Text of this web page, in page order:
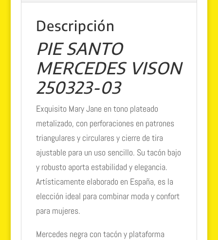
Descripción
PIE SANTO
MERCEDES VISON
250323-03
Exquisito Mary Jane en tono plateado
metalizado, con perforaciones en patrones
triangulares y circulares y cierre de tira
ajustable para un uso sencillo. Su tacón bajo
y robusto aporta estabilidad y elegancia.
Artísticamente elaborado en España, es la
elección ideal para combinar moda y confort
para mujeres.
Mercedes negra con tacón y plataforma